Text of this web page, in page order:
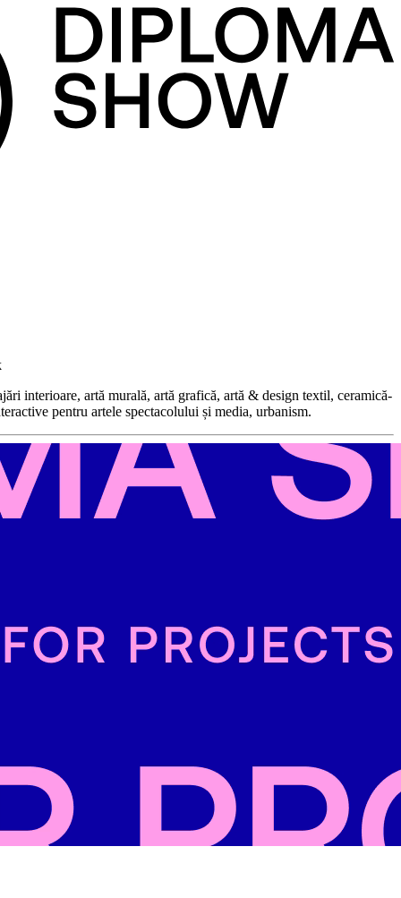
interioare, artă murală, artă grafică, artă & design textil, ceramică-
pentru artele spectacolului și media, urbanism.